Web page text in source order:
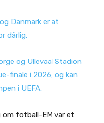
Danmark er at
dårlig.
og Ullevaal Stadion
finale i 2026, og kan
i UEFA.
om fotball-EM var et